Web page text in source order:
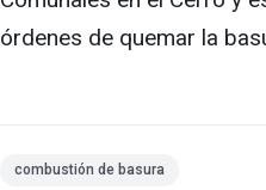
órdenes de quemar la
combustión de basura